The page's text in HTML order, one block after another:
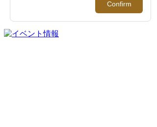
る、夏を品よく快適に過ごすTシャツやカッ
トソーをご紹介！【伊勢丹新宿店】